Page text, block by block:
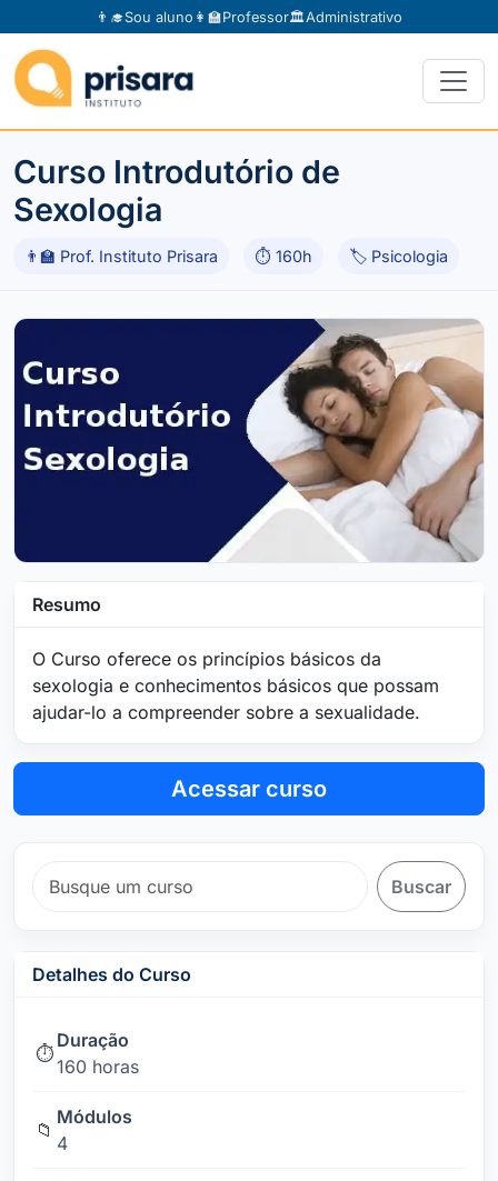
👨‍🎓Sou aluno 👩‍🏫Professor🏛️Administrativo
Curso Introdutório de
Sexologia
👨‍🏫 Prof. Instituto Prisara ⏱ 160h 🏷 Psicologia
Resumo
O Curso oferece os princípios básicos da
sexologia e conhecimentos básicos que possam
ajudar-lo a compreender sobre a sexualidade.
Acessar curso
Buscar
Detalhes do Curso
⏱️
Duração
160 horas
📁
Módulos
4